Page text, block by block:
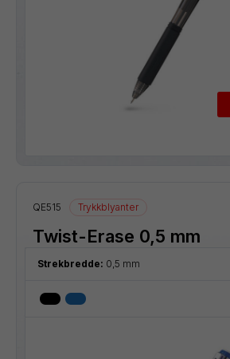
QE515 Trykkblyanter
Twist-Erase 0,5 mm
Strekbredde: 0,5 mm